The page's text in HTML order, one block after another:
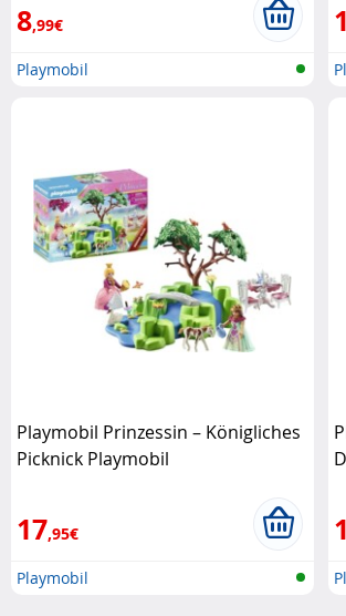
8,99€
Playmobil
Playmobil Prinzessin – Königliches
Picknick Playmobil
17,95€
Playmobil